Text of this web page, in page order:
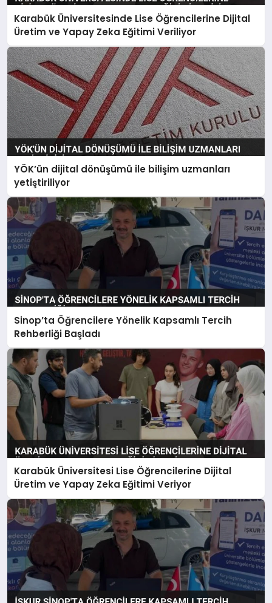
Karabük Üniversitesinde Lise Öğrencilerine Dijital
Üretim ve Yapay Zeka Eğitimi Veriliyor
YÖK’ün dijital dönüşümü ile bilişim uzmanları
yetiştiriliyor
Sinop’ta Öğrencilere Yönelik Kapsamlı Tercih
Rehberliği Başladı
Karabük Üniversitesi Lise Öğrencilerine Dijital
Üretim ve Yapay Zeka Eğitimi Veriyor